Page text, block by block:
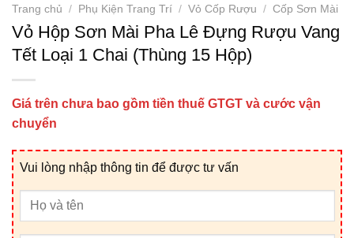
Trang chủ / Phụ Kiện Trang Trí / Vỏ Cốp Rượu / Cốp Sơn Mài
Vỏ Hộp Sơn Mài Pha Lê Đựng Rượu Vang
Tết Loại 1 Chai (Thùng 15 Hộp)
Giá trên chưa bao gồm tiền thuế GTGT và cước vận
chuyển
Vui lòng nhập thông tin để được tư vấn